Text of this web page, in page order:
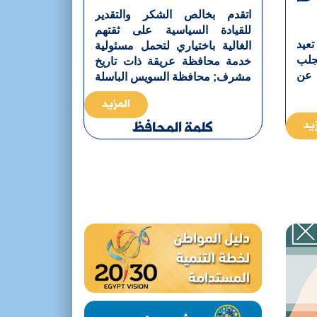
بمسجد المعهد الدينى
المزيد
عن
كلمة المحافظ
اتقدم بخالص الشكر والتقدير
للقيادة السياسية على ثقتهم
الغالية باختياري لتحمل مسئولية
خدمة محافظة عريقة ذات تاريخ
مشرف; محافظة السويس الباسلة
المزيد